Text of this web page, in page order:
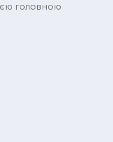
головною